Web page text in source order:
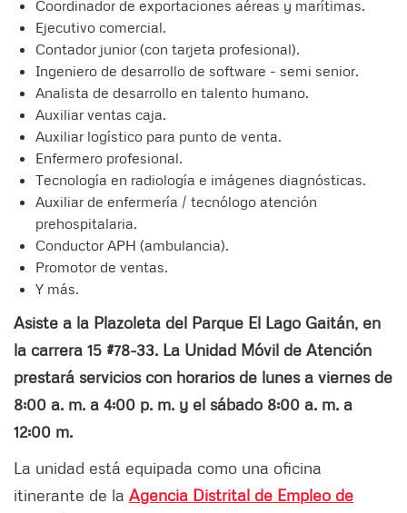
Coordinador de exportaciones aéreas y marítimas.
Ejecutivo comercial.
Contador junior (con tarjeta profesional).
Ingeniero de desarrollo de software - semi senior.
Analista de desarrollo en talento humano.
Auxiliar ventas caja.
Auxiliar logístico para punto de venta.
Enfermero profesional.
Tecnología en radiología e imágenes diagnósticas.
Auxiliar de enfermería / tecnólogo atención
prehospitalaria.
Conductor APH (ambulancia).
Promotor de ventas.
Y más.
Asiste a la Plazoleta del Parque El Lago Gaitán, en
la carrera 15 #78-33. La Unidad Móvil de Atención
prestará servicios con horarios de lunes a viernes de
8:00 a. m. a 4:00 p. m. y el sábado 8:00 a. m. a
12:00 m.
La unidad está equipada como una oficina
itinerante de la Agencia Distrital de Empleo de